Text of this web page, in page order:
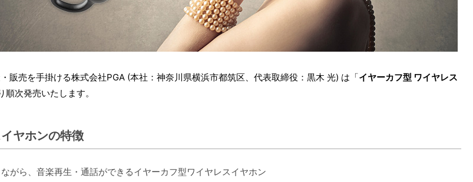
販売を手掛ける株式会社PGA (本社：神奈川県横浜市都筑区、代表取締役：黒木 光) は「イヤーカフ型 ワイヤレス
順次発売いたします。
ヤホンの特徴
がら、音楽再生・通話ができるイヤーカフ型ワイヤレスイヤホン